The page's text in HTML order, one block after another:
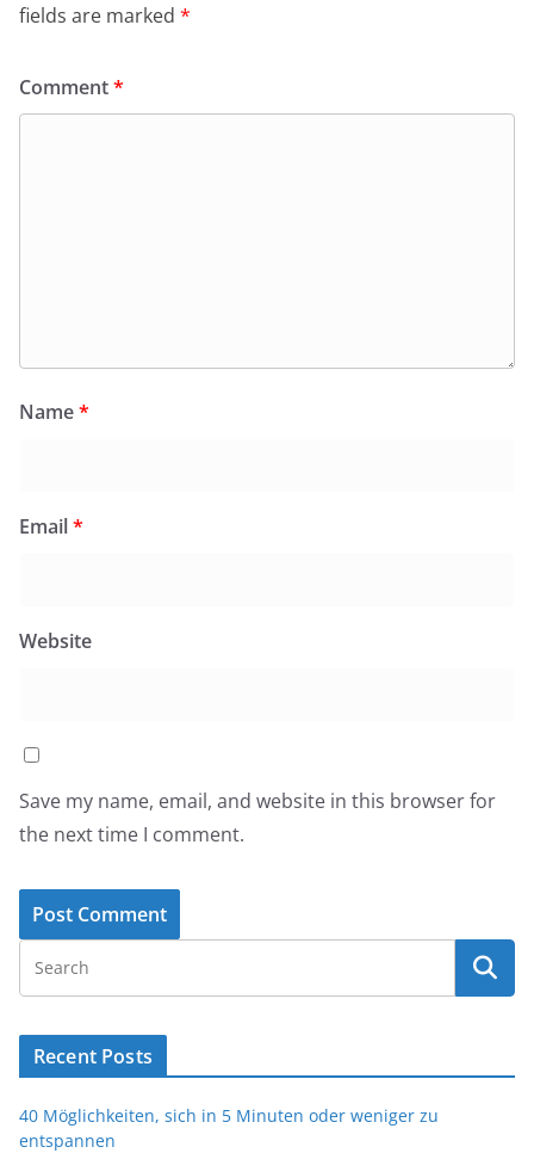
fields are marked *
Comment*
Name*
Email*
Website
Save my name, email, and website in this browser for
the next time I comment.
Recent Posts
40 Möglichkeiten, sich in 5 Minuten oder weniger zu
entspannen